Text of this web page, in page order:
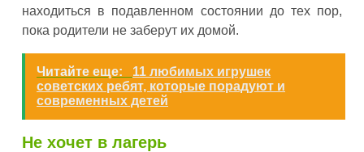
находиться в подавленном состоянии до тех пор,
пока родители не заберут их домой.
Читайте еще:
11 любимых игрушек
советских ребят, которые порадуют и
современных детей
Не хочет в лагерь